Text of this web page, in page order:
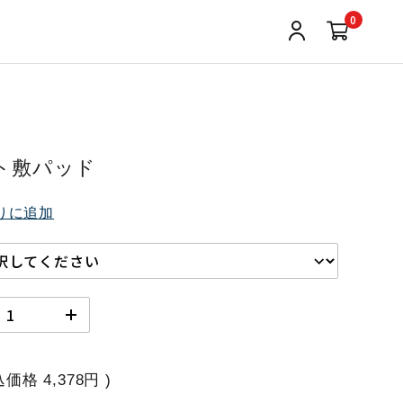
0
敷パッド
に追加
価格4,378円 )